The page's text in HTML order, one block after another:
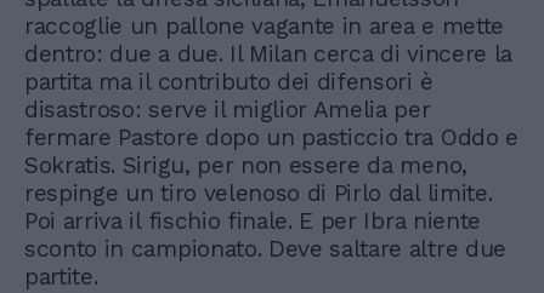
raccoglie un pallone vagante in area e mette
dentro: due a due. Il Milan cerca di vincere la
partita ma il contributo dei difensori è
disastroso: serve il miglior Amelia per
fermare Pastore dopo un pasticcio tra Oddo e
Sokratis. Sirigu, per non essere da meno,
respinge un tiro velenoso di Pirlo dal limite.
Poi arriva il fischio finale. E per Ibra niente
sconto in campionato. Deve saltare altre due
partite.